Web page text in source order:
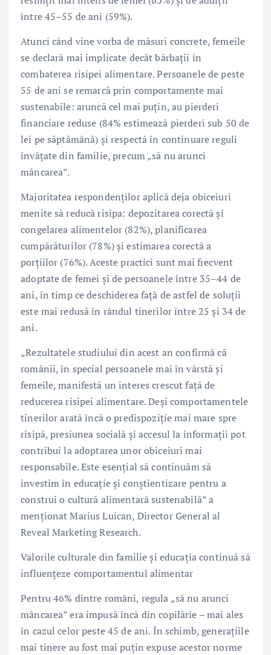
între 45–55 de ani (59%).
Atunci când vine vorba de măsuri concrete, femeile
se declară mai implicate decât bărbații în
combaterea risipei alimentare. Persoanele de peste
55 de ani se remarcă prin comportamente mai
sustenabile: aruncă cel mai puțin, au pierderi
financiare reduse (84% estimează pierderi sub 50 de
lei pe săptămână) și respectă în continuare reguli
învățate din familie, precum „să nu arunci
mâncarea”.
Majoritatea respondenților aplică deja obiceiuri
menite să reducă risipa: depozitarea corectă și
congelarea alimentelor (82%), planificarea
cumpărăturilor (78%) și estimarea corectă a
porțiilor (76%). Aceste practici sunt mai frecvent
adoptate de femei și de persoanele între 35–44 de
ani, în timp ce deschiderea față de astfel de soluții
este mai redusă în rândul tinerilor între 25 și 34 de
ani.
„Rezultatele studiului din acest an confirmă că
românii, în special persoanele mai în vârstă și
femeile, manifestă un interes crescut față de
reducerea risipei alimentare. Deși comportamentele
tinerilor arată încă o predispoziție mai mare spre
risipă, presiunea socială și accesul la informații pot
contribui la adoptarea unor obiceiuri mai
responsabile. Este esențial să continuăm să
investim în educație și conștientizare pentru a
construi o cultură alimentară sustenabilă” a
menționat Marius Luican, Director General al
Reveal Marketing Research.
Valorile culturale din familie și educația continuă să
influențeze comportamentul alimentar
Pentru 46% dintre români, regula „să nu arunci
mâncarea” era impusă încă din copilărie – mai ales
în cazul celor peste 45 de ani. În schimb, generațiile
mai tinere au fost mai puțin expuse acestor norme